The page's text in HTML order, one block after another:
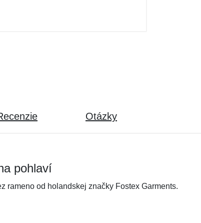
Otázky
pohlaví
rameno od holandskej značky Fostex Garments.